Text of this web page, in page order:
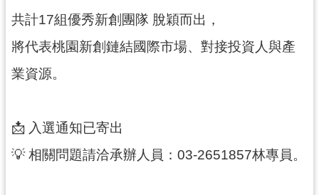
政
信
箱
園
市
政
共計17組優秀新創團隊 脫穎而出，
將代表桃園新創鏈結國際市場、對接投資人與產
業資源。
📩 入選通知已寄出
💡 相關問題請洽承辦人員：03-2651857林專員。